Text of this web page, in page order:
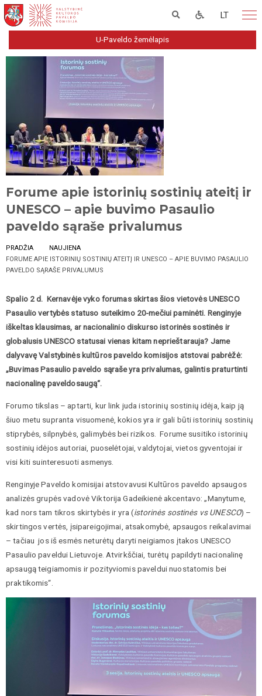
LT
U-Paveldo žemėlapis
Forume apie istorinių sostinių ateitį ir
UNESCO – apie buvimo Pasaulio
paveldo sąraše privalumus
PRADŽIA
NAUJIENA
FORUME APIE ISTORINIŲ SOSTINIŲ ATEITĮ IR UNESCO – APIE BUVIMO PASAULIO
PAVELDO SĄRAŠE PRIVALUMUS
Spalio 2 d. Kernavėje vyko forumas skirtas šios vietovės UNESCO
Pasaulio vertybės statuso suteikimo 20-mečiui paminėti. Renginyje
iškeltas klausimas, ar nacionalinio diskurso istorinės sostinės ir
globalusis UNESCO statusai vienas kitam neprieštarauja? Jame
dalyvavę Valstybinės kultūros paveldo komisijos atstovai pabrėžė:
„Buvimas Pasaulio paveldo sąraše yra privalumas, galintis praturtinti
nacionalinę paveldosaugą“.
Forumo tikslas – aptarti, kur link juda istorinių sostinių idėja, kaip ją
šiuo metu supranta visuomenė, kokios yra ir gali būti istorinių sostinių
stiprybės, silpnybės, galimybės bei rizikos. Forume susitiko istorinių
sostinių idėjos autoriai, puoselėtojai, valdytojai, vietos gyventojai ir
visi kiti suinteresuoti asmenys.
Renginyje Paveldo komisijai atstovavusi Kultūros paveldo apsaugos
analizės grupės vadovė Viktorija Gadeikienė akcentavo: „Manytume,
kad nors tam tikros skirtybės ir yra (istorinės sostinės vs UNESCO) –
skirtingos vertės, įsipareigojimai, atsakomybė, apsaugos reikalavimai
– tačiau jos iš esmės neturėtų daryti neigiamos įtakos UNESCO
Pasaulio paveldui Lietuvoje. Atvirkščiai, turėtų papildyti nacionalinę
apsaugą teigiamomis ir pozityviomis paveldui nuostatomis bei
praktikomis“.